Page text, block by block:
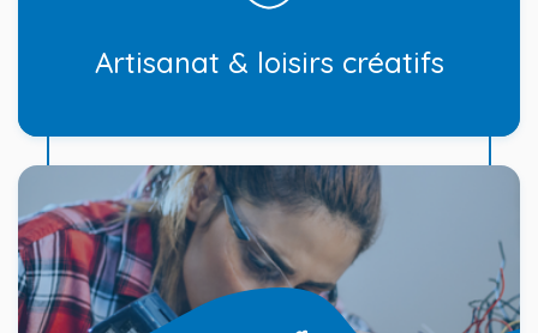
Artisanat & loisirs créatifs